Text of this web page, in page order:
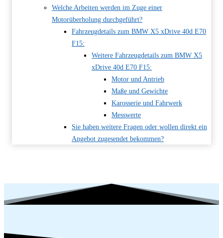
Welche Arbeiten werden im Zuge einer
Motorüberholung durchgeführt?
Fahrzeugdetails zum BMW X5 xDrive 40d E70
F15:
Weitere Fahrzeugdetails zum BMW X5
xDrive 40d E70 F15:
Motor und Antrieb
Maße und Gewichte
Karosserie und Fahrwerk
Messwerte
Sie haben weitere Fragen oder wollen direkt ein
Angebot zugesendet bekommen?